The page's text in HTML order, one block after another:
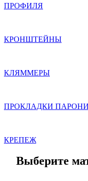
ПРОФИЛЯ
КРОНШТЕЙНЫ
КЛЯММЕРЫ
ПРОКЛАДКИ
КРЕПЕЖ
Выберите